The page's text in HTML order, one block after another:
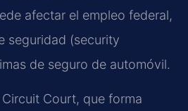
afectar el empleo federal,
seguridad (security
de seguro de automóvil.
Court, que forma